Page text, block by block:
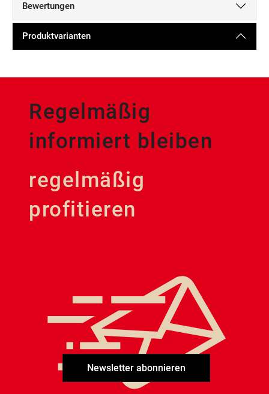
Bewertungen
Produktvarianten
Regelmäßig
informiert bleiben
regelmäßig
profitieren
Newsletter abonnieren